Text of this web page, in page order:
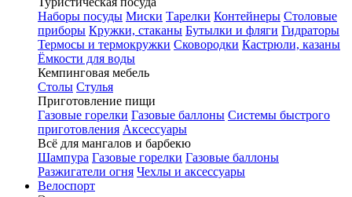
Наборы посуды Миски Тарелки Контейнеры Столовые
приборы Кружки, стаканы Бутылки и фляги Гидраторы
Термосы и термокружки Сковородки Кастрюли, казаны
Ёмкости для воды
Кемпинговая мебель
Столы Стулья
Приготовление пищи
Газовые горелки Газовые баллоны Системы быстрого
приготовления Аксессуары
Всё для мангалов и барбекю
Шампура Газовые горелки Газовые баллоны
Разжигатели огня Чехлы и аксессуары
Велоспорт